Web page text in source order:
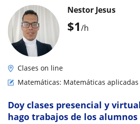
$1/h
Nestor Jesus
Clases on line
Matemáticas: Matemáticas aplicadas
Doy clases presencial y
hago trabajos de los